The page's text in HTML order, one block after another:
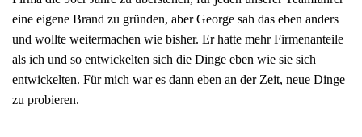
eine eigene Brand zu gründen, aber George sah das eben anders
und wollte weitermachen wie bisher. Er hatte mehr Firmenanteile
als ich und so entwickelten sich die Dinge eben wie sie sich
entwickelten. Für mich war es dann eben an der Zeit, neue Dinge
zu probieren.